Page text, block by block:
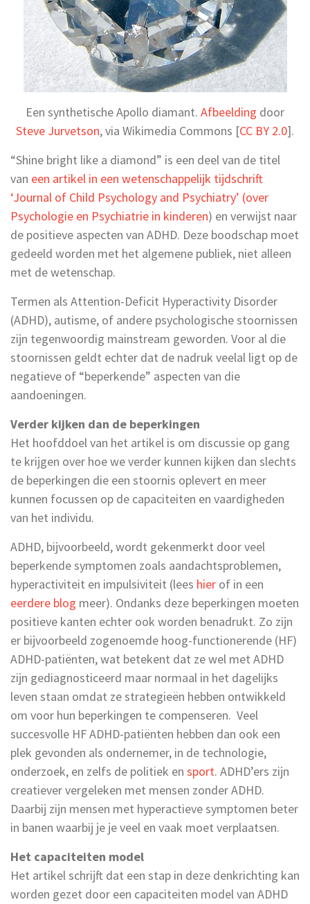
Een synthetische Apollo diamant. Afbeelding door
Steve Jurvetson, via Wikimedia Commons [CC BY 2.0].
“Shine bright like a diamond” is een deel van de titel
van een artikel in een wetenschappelijk tijdschrift
‘Journal of Child Psychology and Psychiatry’ (over
Psychologie en Psychiatrie in kinderen) en verwijst naar
de positieve aspecten van ADHD. Deze boodschap moet
gedeeld worden met het algemene publiek, niet alleen
met de wetenschap.
Termen als Attention-Deficit Hyperactivity Disorder
(ADHD), autisme, of andere psychologische stoornissen
zijn tegenwoordig mainstream geworden. Voor al die
stoornissen geldt echter dat de nadruk veelal ligt op de
negatieve of “beperkende” aspecten van die
aandoeningen.
Verder kijken dan de beperkingen
Het hoofddoel van het artikel is om discussie op gang
te krijgen over hoe we verder kunnen kijken dan slechts
de beperkingen die een stoornis oplevert en meer
kunnen focussen op de capaciteiten en vaardigheden
van het individu.
ADHD, bijvoorbeeld, wordt gekenmerkt door veel
beperkende symptomen zoals aandachtsproblemen,
hyperactiviteit en impulsiviteit (lees hier of in een
eerdere blog meer). Ondanks deze beperkingen moeten
positieve kanten echter ook worden benadrukt. Zo zijn
er bijvoorbeeld zogenoemde hoog-functionerende (HF)
ADHD-patiënten, wat betekent dat ze wel met ADHD
zijn gediagnosticeerd maar normaal in het dagelijks
leven staan omdat ze strategieën hebben ontwikkeld
om voor hun beperkingen te compenseren. Veel
succesvolle HF ADHD-patiënten hebben dan ook een
plek gevonden als ondernemer, in de technologie,
onderzoek, en zelfs de politiek en sport. ADHD’ers zijn
creatiever vergeleken met mensen zonder ADHD.
Daarbij zijn mensen met hyperactieve symptomen beter
in banen waarbij je je veel en vaak moet verplaatsen.
Het capaciteiten model
Het artikel schrijft dat een stap in deze denkrichting kan
worden gezet door een capaciteiten model van ADHD